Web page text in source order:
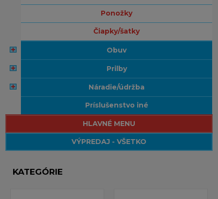
ponožky
čiapky/šatky
obuv
prilby
náradie/údržba
príslušenstvo iné
HLAVNÉ MENU
VÝPREDAJ - VŠETKO
KATEGÓRIE